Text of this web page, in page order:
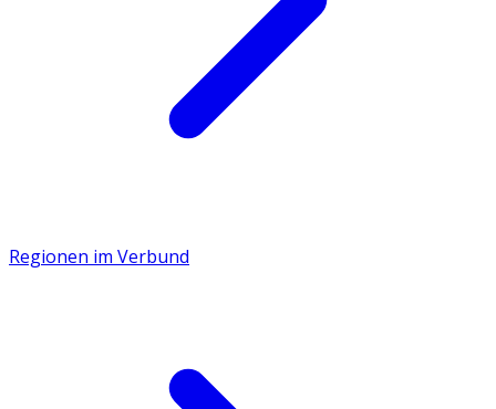
Regionen im Verbund